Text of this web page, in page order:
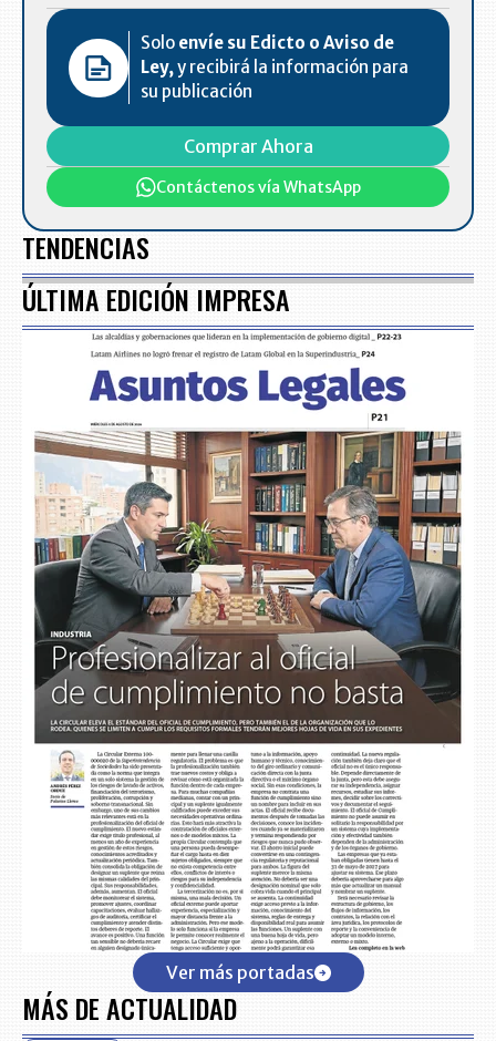
Solo envíe su Edicto o Aviso de
Ley,y recibirá la información para
su publicación
Comprar Ahora
Contáctenos vía WhatsApp
TENDENCIAS
ÚLTIMA EDICIÓN IMPRESA
Ver más portadas
MÁS DE ACTUALIDAD